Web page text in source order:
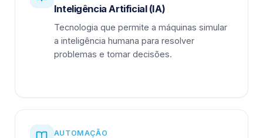
Inteligência Artificial (IA)
Tecnologia que permite a máquinas simular
a inteligência humana para resolver
problemas e tomar decisões.
AUTOMAÇÃO